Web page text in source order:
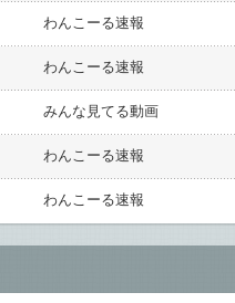
わんこーる速報
わんこーる速報
みんな見てる動画
わんこーる速報
わんこーる速報